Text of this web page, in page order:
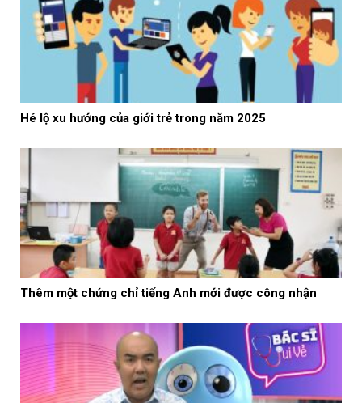
Hé lộ xu hướng của giới trẻ trong năm 2025
Thêm một chứng chỉ tiếng Anh mới được công nhận